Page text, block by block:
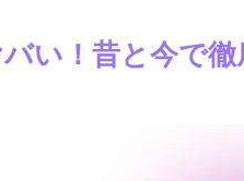
い！昔と今で徹